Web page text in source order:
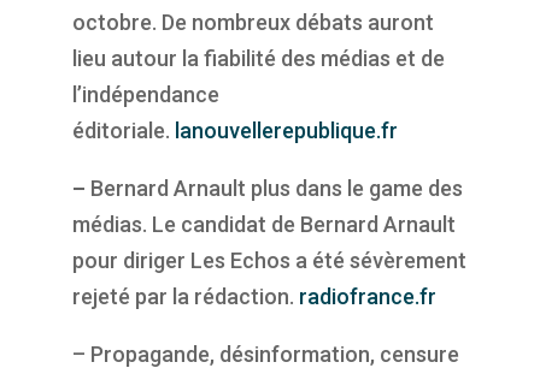
octobre. De nombreux débats auront
lieu autour la fiabilité des médias et de
l’indépendance
éditoriale. lanouvellerepublique.fr
– Bernard Arnault plus dans le game des
médias. Le candidat de Bernard Arnault
pour diriger Les Echos a été sévèrement
rejeté par la rédaction. radiofrance.fr
– Propagande, désinformation, censure